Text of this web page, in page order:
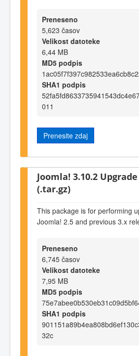
Preneseno
5,623 časov
Velikost datoteke
6,44 MB
MD5 podpis
SHA1 podpis
011
Prenesite zdaj
Joomla! 3.10.2
(.tar.gz)
This package is for performing
Joomla! 2.5 and previous 3.x
Preneseno
6,745 časov
Velikost datoteke
7,95 MB
MD5 podpis
SHA1 podpis
32c